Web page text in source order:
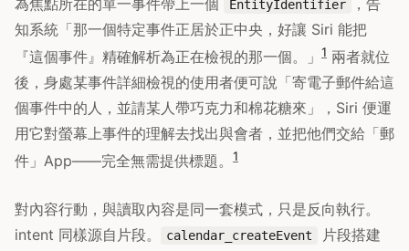
為焦點所在的單一事件帶上一個 EntityIdentifier
，告
知系統「那一個特定事件正居於正中央，好讓 Siri 能把
『這個事件』精確解析為正在檢視的那一個。」 1 兩者就位
後，身處某事件詳細檢視的使用者便可說「寄電子郵件給這
個事件中的人，並請某人帶巧克力和棉花糖來」，Siri 便運
用它對螢幕上事件的理解去找出與會者，並把他們交給「郵
件」App——完全無需提供標題。
1
對內容行動，與讀取內容是同一套模式，只是反向執行。
intent 同樣源自片段。
calendar_createEvent
片段搭建